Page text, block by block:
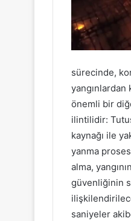
sürecinde,
yangınlardan
önemli bir
ilintilidir:
kaynağı ile
yanma
alma,
güvenliğinin
saniyeler